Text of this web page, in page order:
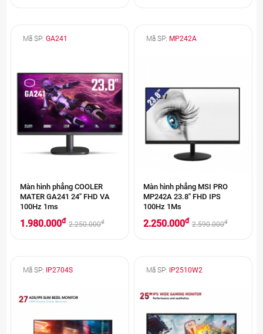
Mã SP: GA241
Màn hình phẳng COOLER
MATER GA241 24'' FHD VA
100Hz 1ms
1.980.000đ 2.250.000đ
Mã SP: MP242A
Màn hình phẳng MSI PRO
MP242A 23.8'' FHD IPS
100Hz 1Ms
2.250.000đ 2.590.000đ
Mã SP: IP2704S Mã SP: IP2510W2